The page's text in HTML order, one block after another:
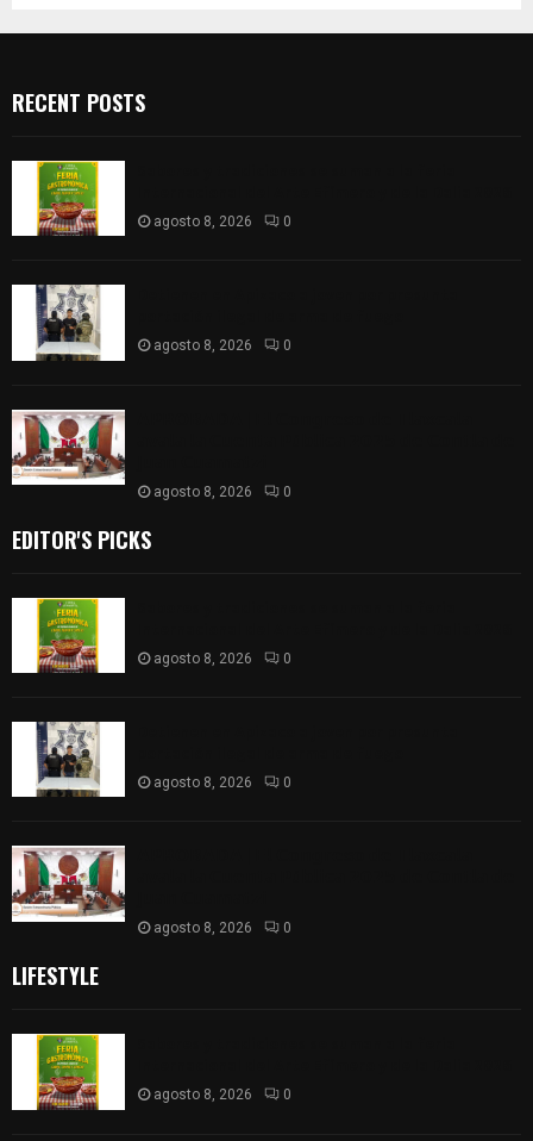
RECENT POSTS
agosto 8, 2026 0
agosto 8, 2026 0
agosto 8, 2026 0
EDITOR'S PICKS
agosto 8, 2026 0
agosto 8, 2026 0
agosto 8, 2026 0
LIFESTYLE
agosto 8, 2026 0